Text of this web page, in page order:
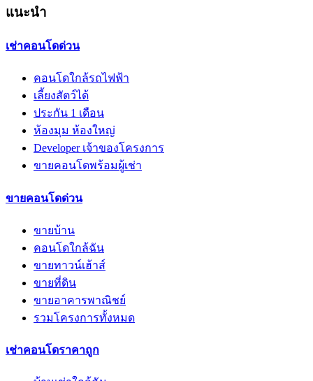
แนะนำ
เช่าคอนโดด่วน
คอนโดใกล้รถไฟฟ้า
เลี้ยงสัตว์ได้
ประกัน 1 เดือน
ห้องมุม ห้องใหญ่
Developer เจ้าของโครงการ
ขายคอนโดพร้อมผู้เช่า
ขายคอนโดด่วน
ขายบ้าน
คอนโดใกล้ฉัน
ขายทาวน์เฮ้าส์
ขายที่ดิน
ขายอาคารพาณิชย์
รวมโครงการทั้งหมด
เช่าคอนโดราคาถูก